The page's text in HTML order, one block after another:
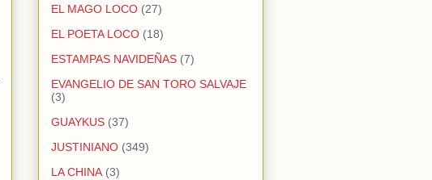
EL MAGO LOCO (27)
EL POETA LOCO (18)
ESTAMPAS NAVIDEÑAS (7)
EVANGELIO DE SAN TORO SALVAJE
(3)
GUAYKUS (37)
JUSTINIANO (349)
LA CHINA (3)